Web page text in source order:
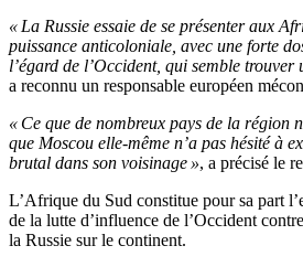
« La Russie essaie de se présenter aux
puissance anticoloniale, avec une forte
l’égard de l’Occident, qui semble trouver
a reconnu un responsable européen
« Ce que de nombreux pays de la région
que Moscou elle-même n’a pas hésité à
brutal dans son voisinage », a précisé le
L’Afrique du Sud constitue pour sa part
de la lutte d’influence de l’Occident
la Russie sur le continent.